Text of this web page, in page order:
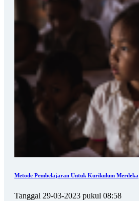
Metode Pembelajaran Untuk Kurikulum Merdeka
Tanggal 29-03-2023 pukul 08:58